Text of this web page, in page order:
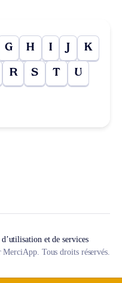
G H I J K
R S T U
et de services
Tous droits réservés.